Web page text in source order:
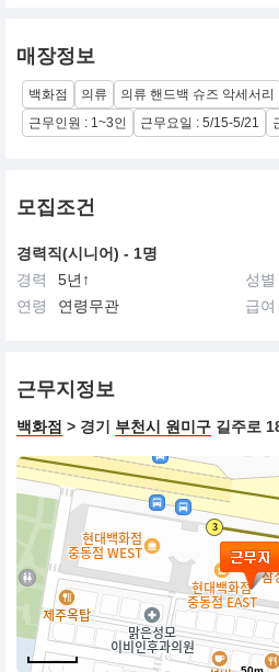
매장정보
백화점 의류 의류 핸드백 슈즈 악세서리
근무인원 : 1~3인
근무요일 : 5/15-5/21
모집조건
경력직(시니어) - 1명
경력
5년↑ 성별
연령
연령무관 급여
근무지정보
백화점 > 경기 부천시 원미구 길주로